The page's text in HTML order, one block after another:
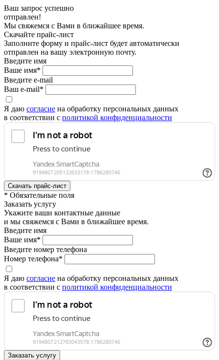
Ваш запрос успешно
отправлен!
Мы свяжемся с Вами в ближайшее время.
Скачайте прайс-лист
Заполните форму и прайс-лист будет автоматически
отправлен на вашу электронную почту.
Введите имя
Ваше имя*
Введите e-mail
Ваш e-mail*
Я даю согласие на обработку персональных данных
в соответствии с политикой конфиденциальности
* Обязательные поля
Заказать услугу
Укажите ваши контактные данные
и мы свяжемся с Вами в ближайшее время.
Введите имя
Ваше имя*
Введите номер телефона
Номер телефона*
Я даю согласие на обработку персональных данных
в соответствии с политикой конфиденциальности